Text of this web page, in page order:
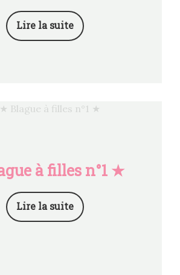
Lire la suite
à filles n°1 ★
Lire la suite